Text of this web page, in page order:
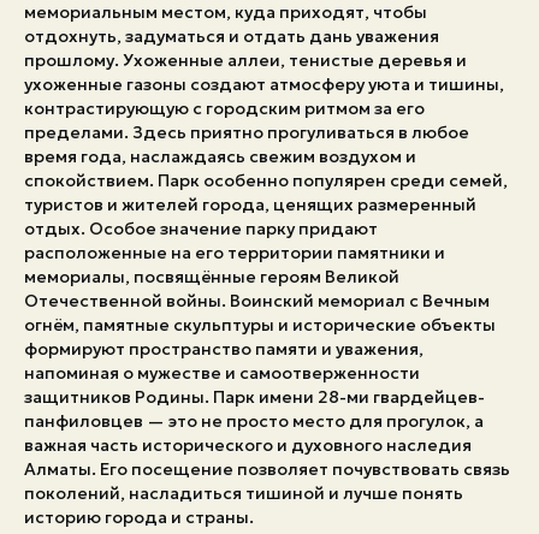
мемориальным местом, куда приходят, чтобы
отдохнуть, задуматься и отдать дань уважения
прошлому. Ухоженные аллеи, тенистые деревья и
ухоженные газоны создают атмосферу уюта и тишины,
контрастирующую с городским ритмом за его
пределами. Здесь приятно прогуливаться в любое
время года, наслаждаясь свежим воздухом и
спокойствием. Парк особенно популярен среди семей,
туристов и жителей города, ценящих размеренный
отдых. Особое значение парку придают
расположенные на его территории памятники и
мемориалы, посвящённые героям Великой
Отечественной войны. Воинский мемориал с Вечным
огнём, памятные скульптуры и исторические объекты
формируют пространство памяти и уважения,
напоминая о мужестве и самоотверженности
защитников Родины. Парк имени 28-ми гвардейцев-
панфиловцев — это не просто место для прогулок, а
важная часть исторического и духовного наследия
Алматы. Его посещение позволяет почувствовать связь
поколений, насладиться тишиной и лучше понять
историю города и страны.
Экстренные номера